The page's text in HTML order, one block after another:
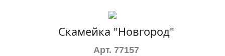
Скамейка "Новгород"
Арт. 77157